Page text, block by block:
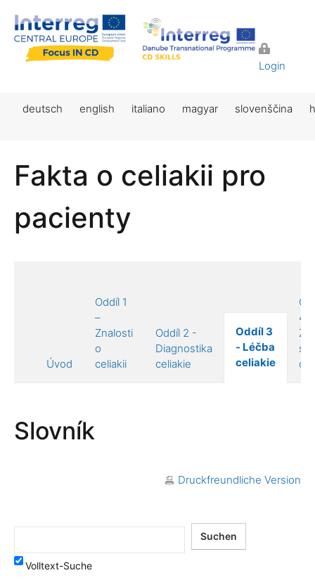
Login
deutsch english italiano magyar slovenščina
Fakta o celiakii pro
pacienty
Úvod
Oddíl 1
–
Znalosti
o
celiakii
Oddíl 2 -
Diagnostika
celiakie
Oddíl 3
- Léčba
celiakie
4 –
s
Slovník
Druckfreundliche Version
Volltext-Suche